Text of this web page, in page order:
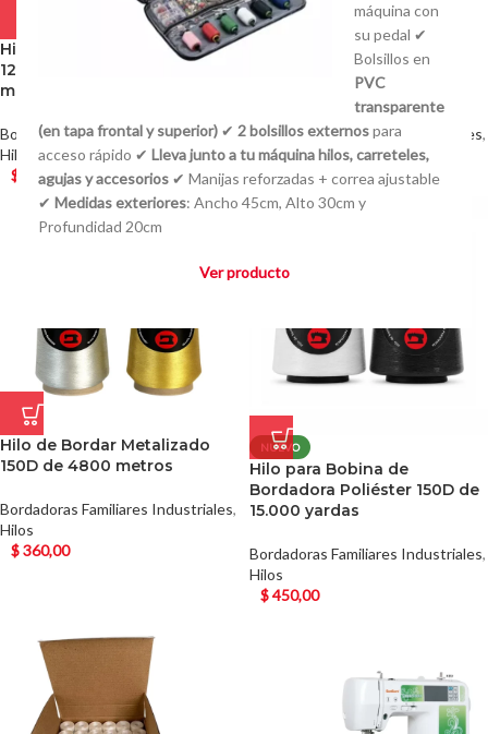
máquina con
su pedal ✔
Bolsillos en
PVC
transparente
(en tapa frontal y superior) ✔ 2 bolsillos externospara
acceso rápido ✔ Lleva junto a tu máquina hilos, carreteles,
agujas y accesorios ✔ Manijas reforzadas + correa ajustable
✔ Medidas exteriores: Ancho 45cm, Alto 30cm y
Profundidad 20cm
Ver producto
Hilo de Bordar Poliéster
120D/2 Polyester de 4000
metros
Bordadoras Familiares Industriales
Hilos
$
180,00
Hilo de Bordar
Fosforescente 150D/2 de
Bordadoras Familiares Industriales,
Hilos
$850,00
Hilo de Bordar Metalizado
150D de 4800 metros
Bordadoras Familiares Industriales,
Hilos
$360,00
NUEVO
Hilo para Bobina de
Bordadora Poliéster 150D de
15.000 yardas
Bordadoras Familiares Industriales,
Hilos
$450,00